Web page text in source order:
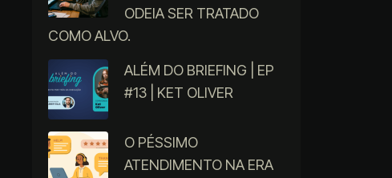
ODEIA SER TRATADO
COMO ALVO.
ALÉM DO BRIEFING | EP
#13 | KET OLIVER
O PÉSSIMO
ATENDIMENTO NA ERA